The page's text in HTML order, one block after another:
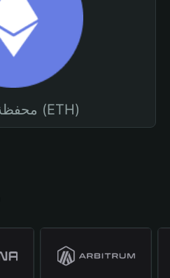
محفظة إيثيريوم (ETH)